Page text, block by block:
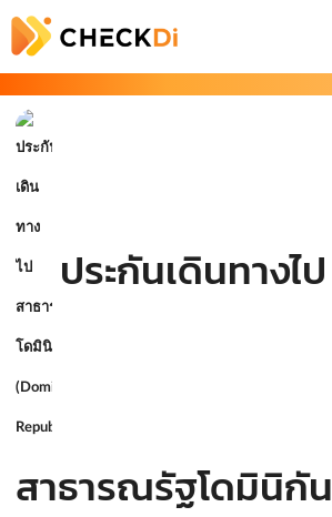
ประกันเดินทางไป
สาธารณรัฐโดมินิกัน